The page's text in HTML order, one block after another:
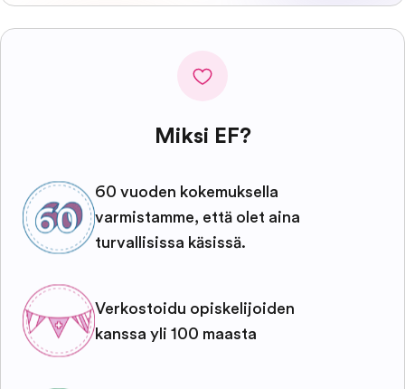
Miksi EF?
60 vuoden kokemuksella
varmistamme, että olet aina
turvallisissa käsissä.
Verkostoidu opiskelijoiden
kanssa yli 100 maasta